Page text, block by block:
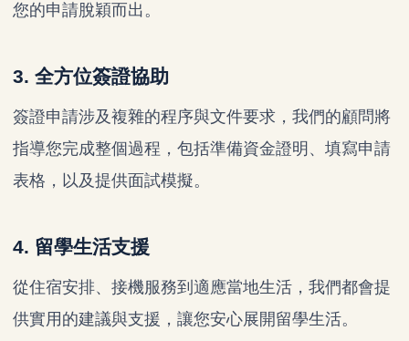
您的申請脫穎而出。
3. 全方位簽證協助
簽證申請涉及複雜的程序與文件要求，我們的顧問將
指導您完成整個過程，包括準備資金證明、填寫申請
表格，以及提供面試模擬。
4. 留學生活支援
從住宿安排、接機服務到適應當地生活，我們都會提
供實用的建議與支援，讓您安心展開留學生活。